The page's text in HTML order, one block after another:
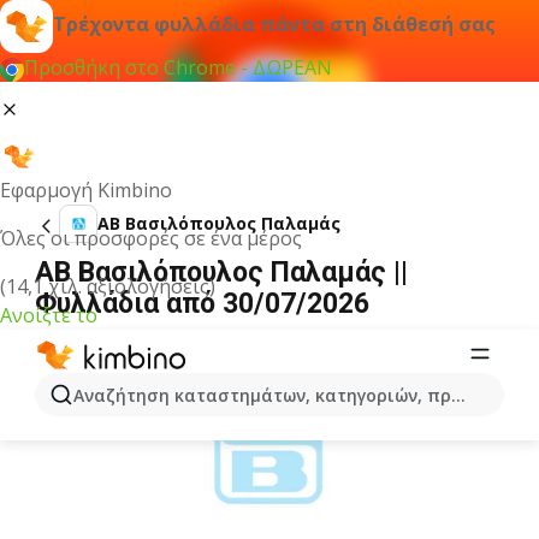
Τρέχοντα φυλλάδια πάντα στη διάθεσή σας
Προσθήκη στο Chrome - ΔΩΡΕΑΝ
Εφαρμογή Kimbino
Όλες οι προσφορές σε ένα μέρος
(14,1 χιλ. αξιολογήσεις)
Ανοίξτε το
Αναζήτηση καταστημάτων, κατηγοριών, προϊόντων...
ΑΒ Βασιλόπουλος Παλαμάς
ΑΒ Βασιλόπουλος Παλαμάς ||
Φυλλάδια από 30/07/2026